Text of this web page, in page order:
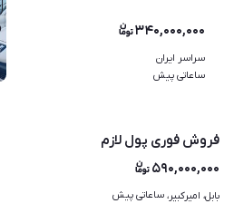
۳۴۰,۰۰۰,۰۰۰
سراسر ایران
ساعاتی پیش
فروش فوری پول لازم
۵۹۰,۰۰۰,۰۰۰
بابل، امیرکبیر، ساعاتی پیش